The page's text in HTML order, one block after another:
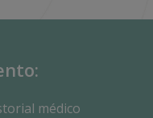
médico